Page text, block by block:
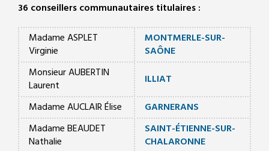
36 conseillers communautaires titulaires :
Madame ASPLET
Virginie
MONTMERLE-SUR-
SAÔNE
Monsieur AUBERTIN
Laurent
ILLIAT
Madame AUCLAIR Élise
GARNERANS
Madame BEAUDET
Nathalie
SAINT-ÉTIENNE-SUR-
CHALARONNE